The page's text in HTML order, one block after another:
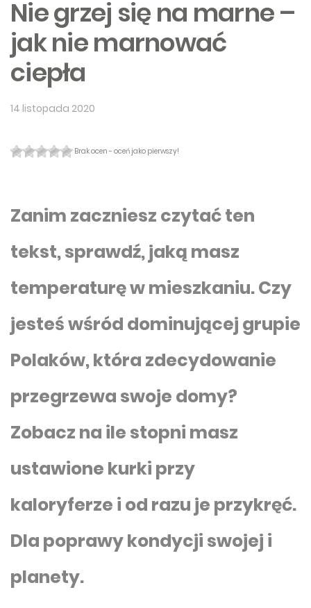
Nie grzej się na marne –
jak nie marnować
ciepła
14 listopada 2020
Brak ocen - oceń jako pierwszy!
Zanim zaczniesz czytać ten
tekst, sprawdź, jaką masz
temperaturę w mieszkaniu. Czy
jesteś wśród dominującej grupie
Polaków, która zdecydowanie
przegrzewa swoje domy?
Zobacz na ile stopni masz
ustawione kurki przy
kaloryferze i od razu je przykręć.
Dla poprawy kondycji swojej i
planety.